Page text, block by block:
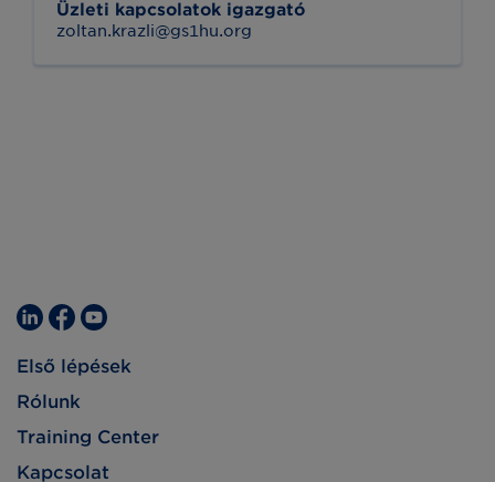
Üzleti kapcsolatok igazgató
zoltan.krazli@gs1hu.org
Első lépések
Rólunk
Training Center
Kapcsolat